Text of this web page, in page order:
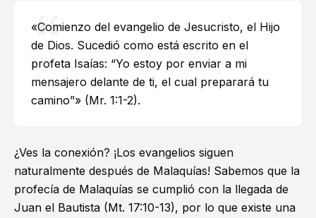
«Comienzo del evangelio de Jesucristo, el Hijo
de Dios. Sucedió como está escrito en el
profeta Isaías: “Yo estoy por enviar a mi
mensajero delante de ti, el cual preparará tu
camino”» (Mr. 1:1-2).
¿Ves la conexión? ¡Los evangelios siguen
naturalmente después de Malaquías! Sabemos que la
profecía de Malaquías se cumplió con la llegada de
Juan el Bautista (Mt. 17:10-13), por lo que existe una